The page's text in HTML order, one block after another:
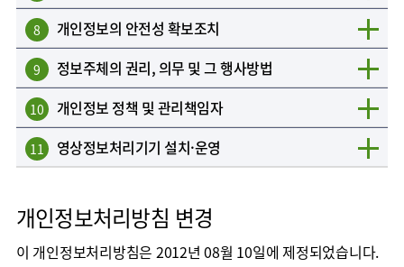
8 개인정보의 안전성 확보조치
9 정보주체의 권리, 의무 및 그 행사방법
10 개인정보 정책 및 관리책임자
11 영상정보처리기기 설치·운영
개인정보처리방침 변경
이 개인정보처리방침은 2012년 08월 10일에 제정되었습니다.